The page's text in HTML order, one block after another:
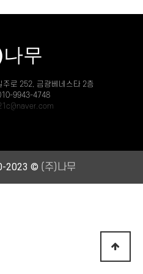
무
주로 252, 금광베네스타 2층
9943-4748
2023 © (주)나무